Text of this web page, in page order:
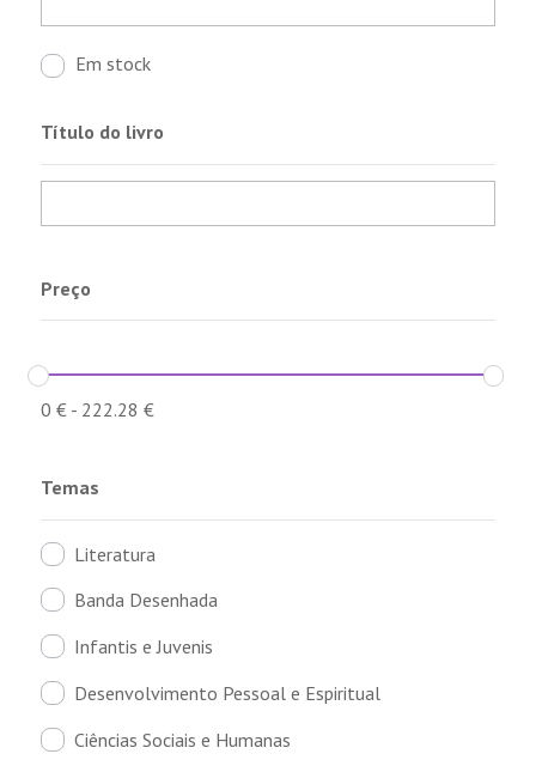
Em stock
Título do livro
Preço
0 €- 222.28 €
Temas
Literatura
Banda Desenhada
Infantis e Juvenis
Desenvolvimento Pessoal e Espiritual
Ciências Sociais e Humanas